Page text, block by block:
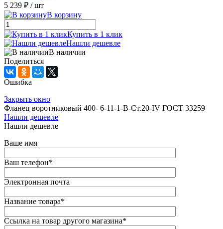
5 239 ₽ / шт
В корзину
Купить в 1 клик
Нашли дешевле
В наличии
Поделиться
Ошибка
Закрыть окно
Фланец воротниковый 400- 6-11-1-B-Ст.20-IV ГОСТ 33259
Нашли дешевле
Нашли дешевле
Ваше имя
Ваш телефон*
Электронная почта
Название товара*
Ссылка на товар другого магазина*